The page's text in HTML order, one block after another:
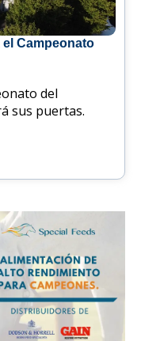
el Campeonato
del
sus puertas.